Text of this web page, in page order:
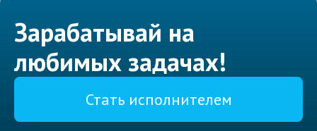
Зарабатывай на
любимых задачах!
Стать исполнителем